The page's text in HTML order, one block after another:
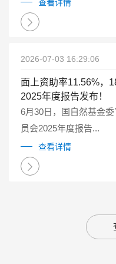
计〔2025〕1号）有关要
查看详情
2026-07-03 16:29:06
面上资助率11.56%，
2025年度报告发布！
6月30日，国自然基金
员会2025年度报告...
查看详情